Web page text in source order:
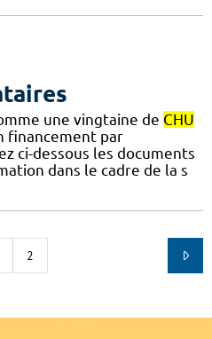
une vingtaine de CHU
financement par
ci-dessous les documents
dans le cadre de la s
2